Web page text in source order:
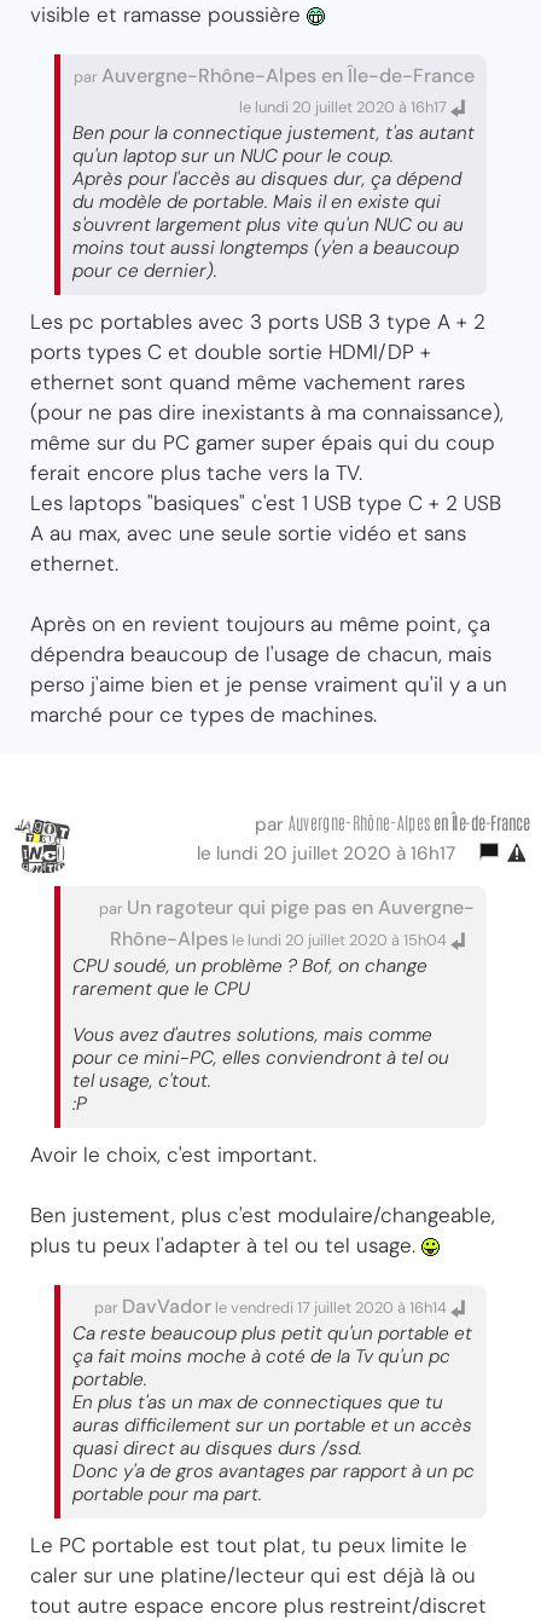
visible et ramasse poussière
parAuvergne-Rhône-Alpes en Île-de-France
le lundi 20 juillet 2020 à 16h17
Ben pour la connectique justement, t'as autant
qu'un laptop sur un NUC pour le coup.
Après pour l'accès au disques dur, ça dépend
du modèle de portable. Mais il en existe qui
s'ouvrent largement plus vite qu'un NUC ou au
moins tout aussi longtemps (y'en a beaucoup
pour ce dernier).
Les pc portables avec 3 ports USB 3 type A + 2
ports types C et double sortie HDMI/DP +
ethernet sont quand même vachement rares
(pour ne pas dire inexistants à ma connaissance),
même sur du PC gamer super épais qui du coup
ferait encore plus tache vers la TV.
Les laptops "basiques" c'est 1 USB type C + 2 USB
A au max, avec une seule sortie vidéo et sans
ethernet.
Après on en revient toujours au même point, ça
dépendra beaucoup de l'usage de chacun, mais
perso j'aime bien et je pense vraiment qu'il y a un
marché pour ce types de machines.
par Auvergne-Rhône-Alpes en Île-de-France
le lundi 20 juillet 2020 à 16h17
par Un ragoteur qui pige pas en Auvergne-
Rhône-Alpes le lundi 20 juillet 2020 à 15h04
CPU soudé, un problème ? Bof, on change
rarement que le CPU
Vous avez d'autres solutions, mais comme
pour ce mini-PC, elles conviendront à tel ou
tel usage, c'tout.
:P
Avoir le choix, c'est important.
Ben justement, plus c'est modulaire/changeable,
plus tu peux l'adapter à tel ou tel usage.
par DavVador le vendredi 17 juillet 2020 à 16h14
Ca reste beaucoup plus petit qu'un portable et
ça fait moins moche à coté de la Tv qu'un pc
portable.
En plus t'as un max de connectiques que tu
auras difficilement sur un portable et un accès
quasi direct au disques durs /ssd.
Donc y'a de gros avantages par rapport à un pc
portable pour ma part.
Le PC portable est tout plat, tu peux limite le
caler sur une platine/lecteur qui est déjà là ou
tout autre espace encore plus restreint/discret